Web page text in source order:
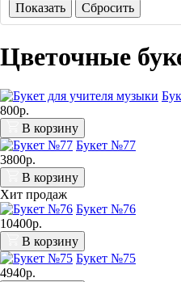
Показать Сбросить
Цветочные
800р.
В корзину
Букет №77
3800р.
В корзину
Хит продаж
Букет №76
10400р.
В корзину
Букет №75
4940р.